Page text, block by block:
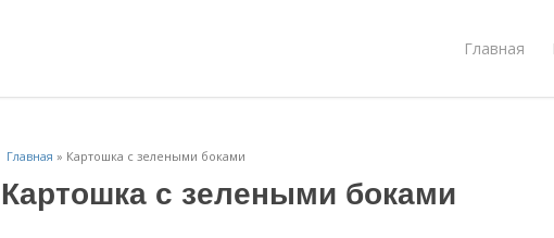
Главная
Главная » Картошка с зелеными боками
Картошка с зелеными боками